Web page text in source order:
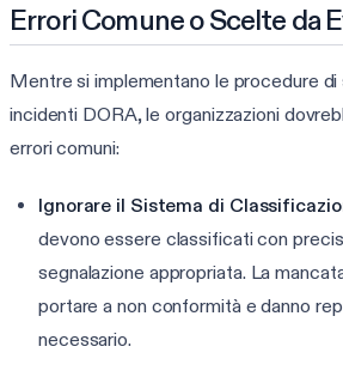
Errori Comune o Scelte da
Mentre si implementano le procedure di
incidenti DORA, le organizzazioni
errori comuni:
Ignorare il Sistema di
devono essere classificati con
segnalazione appropriata. La
portare a non conformità e danno
necessario.